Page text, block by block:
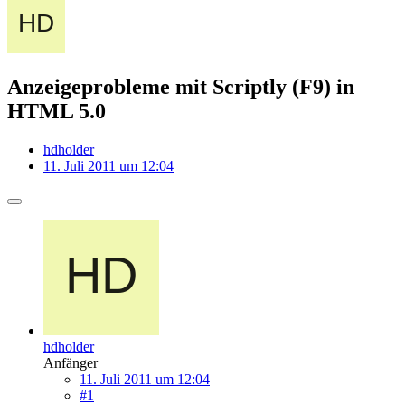
Anzeigeprobleme mit Scriptly (F9) in
HTML 5.0
hdholder
11. Juli 2011 um 12:04
hdholder
Anfänger
11. Juli 2011 um 12:04
#1